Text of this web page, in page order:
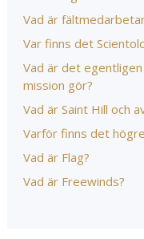
Vad är
Var finns det
Vad är det
mission gör?
Vad är Saint Hill och
Varför finns det
Vad är Flag?
Vad är Freewinds?